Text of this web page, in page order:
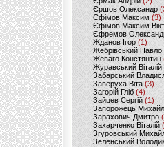
Єршов Олександр
Єфімов Максим (3)
Єфімов Максим
Єфремов
Жданов Ігор (1)
Жебрівський Павло
Жеваго Констянтин
Журавський Віталій
Забарський
Заверуха Віта (3)
Загорій Гліб (4)
Зайцев Сергій(1)
Запорожець
Зарахович Дмитро
Захарченко Віталій
Згуровський
Зеленський